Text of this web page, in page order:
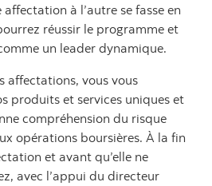
à l’autre se fasse en
réussir le programme et
un leader dynamique.
affectations, vous vous
produits et services uniques et
compréhension du risque
opérations boursières. À la fin
et avant qu’elle ne
avec l’appui du directeur